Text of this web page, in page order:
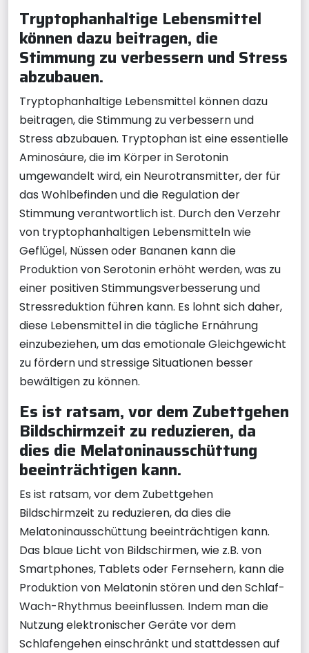
Tryptophanhaltige Lebensmittel
können dazu beitragen, die
Stimmung zu verbessern und Stress
abzubauen.
Tryptophanhaltige Lebensmittel können dazu
beitragen, die Stimmung zu verbessern und
Stress abzubauen. Tryptophan ist eine essentielle
Aminosäure, die im Körper in Serotonin
umgewandelt wird, ein Neurotransmitter, der für
das Wohlbefinden und die Regulation der
Stimmung verantwortlich ist. Durch den Verzehr
von tryptophanhaltigen Lebensmitteln wie
Geflügel, Nüssen oder Bananen kann die
Produktion von Serotonin erhöht werden, was zu
einer positiven Stimmungsverbesserung und
Stressreduktion führen kann. Es lohnt sich daher,
diese Lebensmittel in die tägliche Ernährung
einzubeziehen, um das emotionale Gleichgewicht
zu fördern und stressige Situationen besser
bewältigen zu können.
Es ist ratsam, vor dem Zubettgehen
Bildschirmzeit zu reduzieren, da
dies die Melatoninausschüttung
beeinträchtigen kann.
Es ist ratsam, vor dem Zubettgehen
Bildschirmzeit zu reduzieren, da dies die
Melatoninausschüttung beeinträchtigen kann.
Das blaue Licht von Bildschirmen, wie z.B. von
Smartphones, Tablets oder Fernsehern, kann die
Produktion von Melatonin stören und den Schlaf-
Wach-Rhythmus beeinflussen. Indem man die
Nutzung elektronischer Geräte vor dem
Schlafengehen einschränkt und stattdessen auf